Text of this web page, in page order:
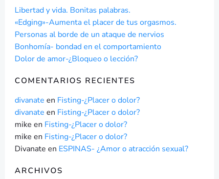
Libertad y vida. Bonitas palabras.
«Edging»-Aumenta el placer de tus orgasmos.
Personas al borde de un ataque de nervios
Bonhomía- bondad en el comportamiento
Dolor de amor-¿Bloqueo o lección?
COMENTARIOS RECIENTES
divanate en Fisting-¿Placer o dolor?
divanate en Fisting-¿Placer o dolor?
mike en Fisting-¿Placer o dolor?
mike en Fisting-¿Placer o dolor?
Divanate en ESPINAS- ¿Amor o atracción sexual?
ARCHIVOS